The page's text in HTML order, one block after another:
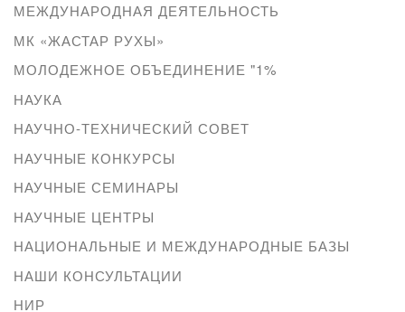
МЕЖДУНАРОДНАЯ ДЕЯТЕЛЬНОСТЬ
МК «ЖАСТАР РУХЫ»
МОЛОДЕЖНОЕ ОБЪЕДИНЕНИЕ "1%
НАУКА
НАУЧНО-ТЕХНИЧЕСКИЙ СОВЕТ
НАУЧНЫЕ КОНКУРСЫ
НАУЧНЫЕ СЕМИНАРЫ
НАУЧНЫЕ ЦЕНТРЫ
НАЦИОНАЛЬНЫЕ И МЕЖДУНАРОДНЫЕ БАЗЫ
НАШИ КОНСУЛЬТАЦИИ
НИР